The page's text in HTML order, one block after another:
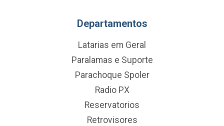
Departamentos
Latarias em Geral
Paralamas e Suporte
Parachoque Spoler
Radio PX
Reservatorios
Retrovisores